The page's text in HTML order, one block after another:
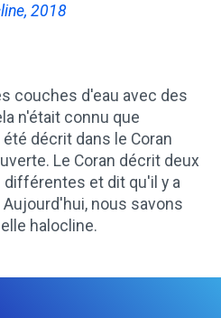
2018
couches d'eau avec des
n'était connu que
décrit dans le Coran
Le Coran décrit deux
et dit qu'il y a
nous savons
halocline.